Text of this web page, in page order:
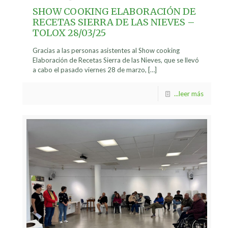
SHOW COOKING ELABORACIÓN DE
RECETAS SIERRA DE LAS NIEVES –
TOLOX 28/03/25
Gracias a las personas asistentes al Show cooking
Elaboración de Recetas Sierra de las Nieves, que se llevó
a cabo el pasado viernes 28 de marzo, […]
...leer más